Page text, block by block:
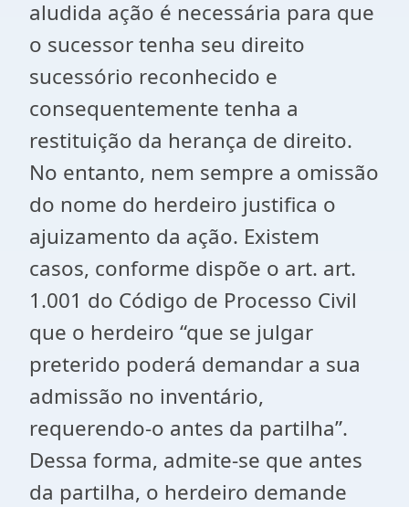
aludida ação é necessária para que
o sucessor tenha seu direito
sucessório reconhecido e
consequentemente tenha a
restituição da herança de direito.
No entanto, nem sempre a omissão
do nome do herdeiro justifica o
ajuizamento da ação. Existem
casos, conforme dispõe o art. art.
1.001 do Código de Processo Civil
que o herdeiro “que se julgar
preterido poderá demandar a sua
admissão no inventário,
requerendo-o antes da partilha”.
Dessa forma, admite-se que antes
da partilha, o herdeiro demande